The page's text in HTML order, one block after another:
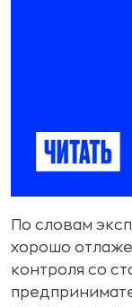
По словам
хорошо
контроля со